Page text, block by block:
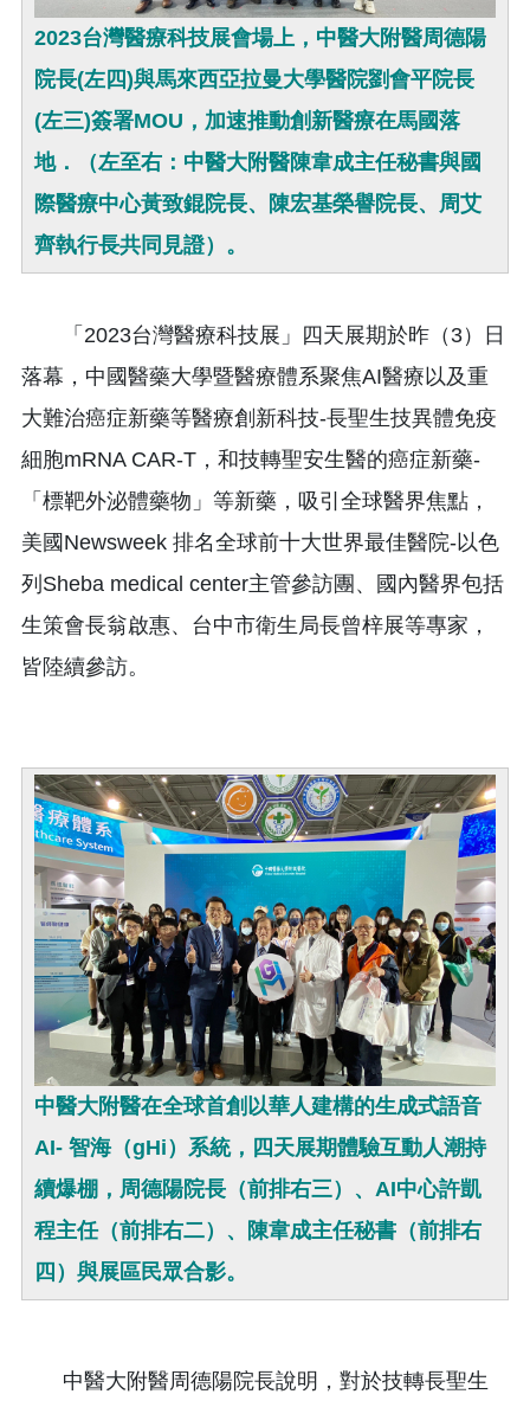
2023台灣醫療科技展會場上，中醫大附醫周德陽
院長(左四)與馬來西亞拉曼大學醫院劉會平院長
(左三)簽署MOU，加速推動創新醫療在馬國落
地．（左至右：中醫大附醫陳韋成主任秘書與國
際醫療中心黃致錕院長、陳宏基榮譽院長、周艾
齊執行長共同見證）。
「2023台灣醫療科技展」四天展期於昨（3）日
落幕，中國醫藥大學暨醫療體系聚焦AI醫療以及重
大難治癌症新藥等醫療創新科技-長聖生技異體免疫
細胞mRNA CAR-T，和技轉聖安生醫的癌症新藥-
「標靶外泌體藥物」等新藥，吸引全球醫界焦點，
美國Newsweek 排名全球前十大世界最佳醫院-以色
列Sheba medical center主管參訪團、國內醫界包括
生策會長翁啟惠、台中市衛生局長曾梓展等專家，
皆陸續參訪。
中醫大附醫在全球首創以華人建構的生成式語音
AI- 智海（gHi）系統，四天展期體驗互動人潮持
續爆棚，周德陽院長（前排右三）、AI中心許凱
程主任（前排右二）、陳韋成主任秘書（前排右
四）與展區民眾合影。
中醫大附醫周德陽院長說明，對於技轉長聖生